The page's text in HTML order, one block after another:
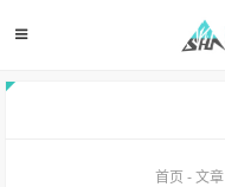
首页 - 文章